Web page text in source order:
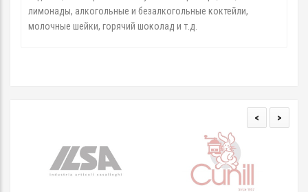
лимонады, алкогольные и безалкогольные коктейли,
молочные шейки, горячий шоколад и т.д.
< >